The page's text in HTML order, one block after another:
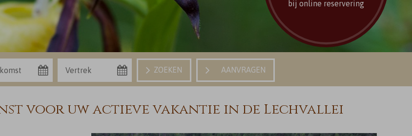
Vertrek Boeken Aanvragen
bij online reservering
voor uw actieve vakantie in de Lechvallei